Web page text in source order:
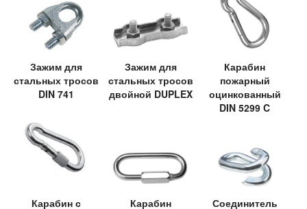
Зажим для
стальных тросов
DIN 741
Зажим для
стальных тросов
двойной DUPLEX
Карабин
пожарный
оцинкованный
DIN 5299 C
Карабин с Карабин Соединитель